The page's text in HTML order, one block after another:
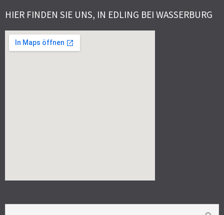
HIER FINDEN SIE UNS, IN EDLING BEI WASSERBURG